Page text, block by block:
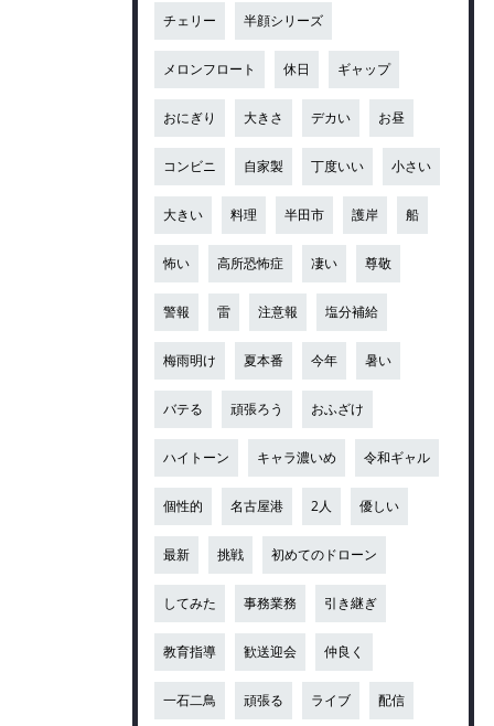
チェリー 半顔シリーズ
メロンフロート 休日 ギャップ
おにぎり 大きさ デカい お昼
コンビニ 自家製 丁度いい 小さい
大きい 料理 半田市 護岸 船
怖い 高所恐怖症 凄い 尊敬
警報 雷 注意報 塩分補給
梅雨明け 夏本番 今年 暑い
バテる 頑張ろう おふざけ
ハイトーン キャラ濃いめ 令和ギャル
個性的 名古屋港 2人 優しい
最新 挑戦 初めてのドローン
してみた 事務業務 引き継ぎ
教育指導 歓送迎会 仲良く
一石二鳥 頑張る ライブ 配信